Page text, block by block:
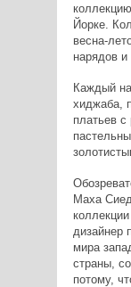
Йорке.
весна-
нарядов и
Каждый
хиджаба,
платьев
Маха
дизайнер
мира
страны,
потому,